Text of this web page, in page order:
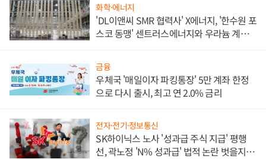
화학·에너지
'DL이앤씨 SMR 협력사' X에너지, '한수원 포
스코 동맹' 센트러스에너지와 우라늄 계약
금융
우체국 '매일이자 파킹통장' 5만 계좌 한정
으로 다시 출시, 최고 연 2.0% 금리
전자·전기·정보통신
SK하이닉스 노사 '성과급 주식 지급' 평행
선, 곽노정 'N% 성과급' 법적 논란 벗을지 주